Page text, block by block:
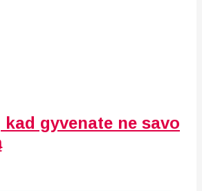
kad gyvenate ne savo